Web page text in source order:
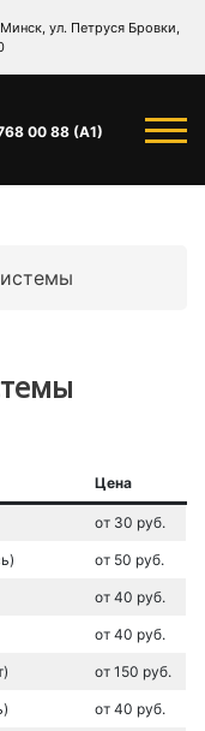
Минск, ул. Петруся Бровки,
00 88 (А1)
Цена
от 30 руб.
от 50 руб.
от 40 руб.
от 40 руб.
от 150 руб.
от 40 руб.